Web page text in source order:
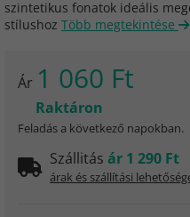
szintetikus fonatok ideális
stílushoz Több megtekintése
Ár 1 060 Ft
Raktáron
Feladás a következő napokban.
Szállitás ár 1 290 Ft
árak és szállítási